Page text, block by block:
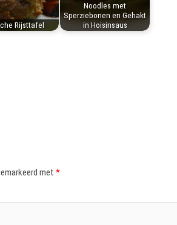
Rijsttafel
Noodles met
Sperziebonen en Gehakt
in Hoisinsaus
met *